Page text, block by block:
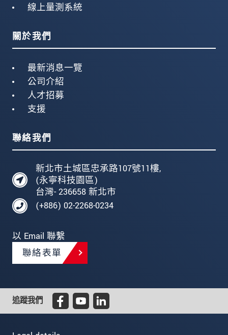
線上量測系統
關於我們
最新消息一覽
公司介紹
人才招募
支援
聯絡我們
新北市土城區忠承路107號11樓,
(永寧科技園區)
台灣- 236658 新北市
(+886) 02-2268-0234
以 Email 聯繫
聯絡表單
追蹤我們